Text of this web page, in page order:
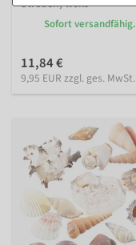
Streuen, weiß
Sofort versandfähig.
11,84 €
9,95 EUR zzgl. ges. MwSt.